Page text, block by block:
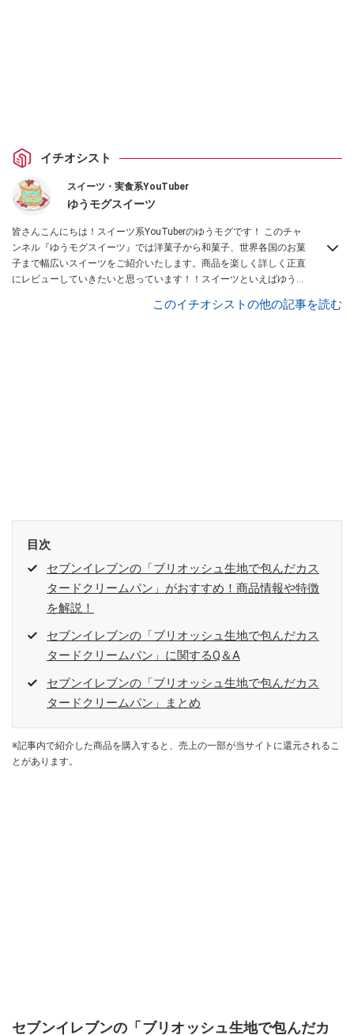
イチオシスト
スイーツ・実食系YouTuber
ゆうモグスイーツ
皆さんこんにちは！スイーツ系YouTuberのゆうモグです！ このチャ
ンネル『ゆうモグスイーツ』では洋菓子から和菓子、世界各国のお菓
子まで幅広いスイーツをご紹介いたします。商品を楽しく詳しく正直
にレビューしていきたいと思っています！！スイーツといえばゆうモ
Instagramはこちら。このイチオシストの他の記事を読む
目次
セブンイレブンの「ブリオッシュ生地で包んだカス
タードクリームパン」がおすすめ！商品情報や特徴
を解説！
セブンイレブンの「ブリオッシュ生地で包んだカス
タードクリームパン」に関するQ＆A
セブンイレブンの「ブリオッシュ生地で包んだカス
タードクリームパン」まとめ
※記事内で紹介した商品を購入すると、売上の一部が当サイトに還元されるこ
とがあります。
セブンイレブンの「ブリオッシュ生地で包んだカ